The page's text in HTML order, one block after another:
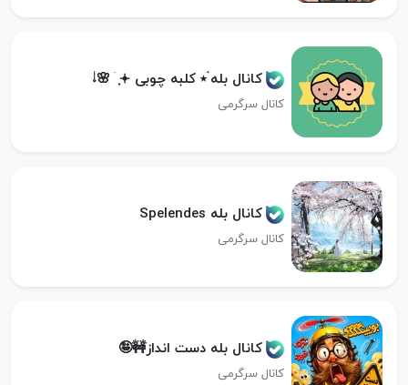
کانال بله ࣪⭑ کلبه چوبی 𝆹𝅥🌸 ݂ׄ 𖥔
کانال سرگرمی
کانال بله Spelendes
کانال سرگرمی
کانال بله دست انداز🚧🤪
کانال سرگرمی